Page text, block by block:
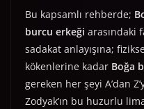
Bu kapsamlı rehberde;
burcu erkeği arasındaki
sadakat anlayışına;
kökenlerine kadar Boğa
gereken her şeyi A’dan
Zodyak’ın bu huzurlu